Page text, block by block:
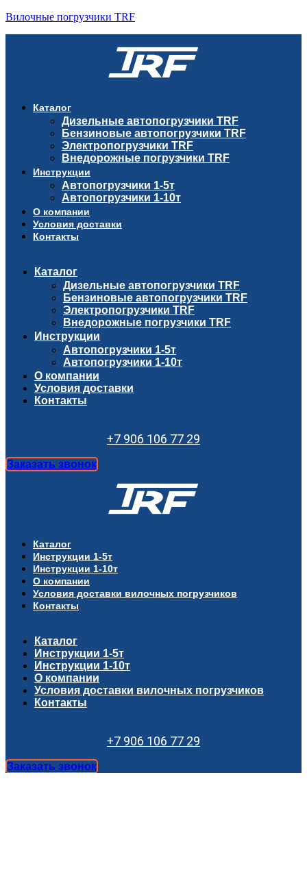
Вилочные погрузчики TRF
Каталог
Дизельные автопогрузчики TRF
Бензиновые автопогрузчики TRF
Электропогрузчики TRF
Внедорожные погрузчики TRF
Инструкции
Автопогрузчики 1-5т
Автопогрузчики 1-10т
О компании
Условия доставки
Контакты
Каталог
Дизельные автопогрузчики TRF
Бензиновые автопогрузчики TRF
Электропогрузчики TRF
Внедорожные погрузчики TRF
Инструкции
Автопогрузчики 1-5т
Автопогрузчики 1-10т
О компании
Условия доставки
Контакты
+7 906 106 77 29
Заказать звонок
Каталог
Инструкции 1-5т
Инструкции 1-10т
О компании
Условия доставки вилочных погрузчиков
Контакты
Каталог
Инструкции 1-5т
Инструкции 1-10т
О компании
Условия доставки вилочных погрузчиков
Контакты
+7 906 106 77 29
Заказать звонок